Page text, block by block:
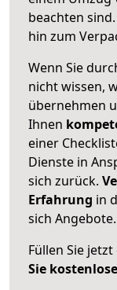
beachten sind.
hin zum
Wenn Sie
nicht wissen,
übernehmen
Ihnen
einer
Dienste in
sich zurück.
Erfahrung in
sich Angebote.
Füllen Sie
Sie